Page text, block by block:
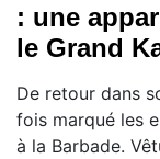
: une
le Grand
De retour dans
fois marqué les
à la Barbade.